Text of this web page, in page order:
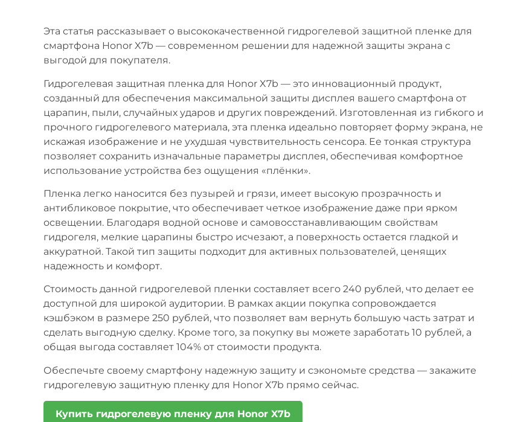
Эта статья рассказывает о высококачественной гидрогелевой защитной пленке для
смартфона Honor X7b — современном решении для надежной защиты экрана с
выгодой для покупателя.
Гидрогелевая защитная пленка для Honor X7b — это инновационный продукт,
созданный для обеспечения максимальной защиты дисплея вашего смартфона от
царапин, пыли, случайных ударов и других повреждений. Изготовленная из гибкого и
прочного гидрогелевого материала, эта пленка идеально повторяет форму экрана, не
искажая изображение и не ухудшая чувствительность сенсора. Ее тонкая структура
позволяет сохранить изначальные параметры дисплея, обеспечивая комфортное
использование устройства без ощущения «плёнки».
Пленка легко наносится без пузырей и грязи, имеет высокую прозрачность и
антибликовое покрытие, что обеспечивает четкое изображение даже при ярком
освещении. Благодаря водной основе и самовосстанавливающим свойствам
гидрогеля, мелкие царапины быстро исчезают, а поверхность остается гладкой и
аккуратной. Такой тип защиты подходит для активных пользователей, ценящих
надежность и комфорт.
Стоимость данной гидрогелевой пленки составляет всего 240 рублей, что делает ее
доступной для широкой аудитории. В рамках акции покупка сопровождается
кэшбэком в размере 250 рублей, что позволяет вам вернуть большую часть затрат и
сделать выгодную сделку. Кроме того, за покупку вы можете заработать 10 рублей, а
общая выгода составляет 104% от стоимости продукта.
Обеспечьте своему смартфону надежную защиту и сэкономьте средства — закажите
гидрогелевую защитную пленку для Honor X7b прямо сейчас.
Купить гидрогелевую пленку для Honor X7b